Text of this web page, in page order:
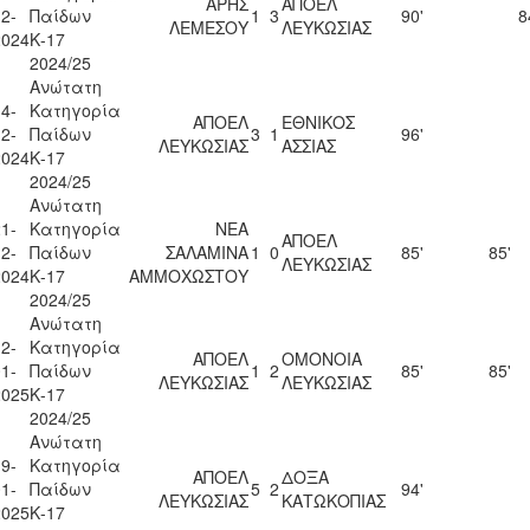
Παίδων
Κ-17
2024/25
ΛΕΜΕΣΟΥ1 3ΛΕΥΚΩΣΙΑΣ
90'
Ανώτατη
Κατηγορία
Παίδων
Κ-17
2024/25
ΑΠΟΕΛ
ΛΕΥΚΩΣΙΑΣ3 1 ΕΘΝΙΚΟΣ
ΑΣΣΙΑΣ
96'
Ανώτατη
Κατηγορία
Παίδων
Κ-17
2024/25
ΝΕΑ
ΣΑΛΑΜΙΝΑ
ΑΜΜΟΧΩΣΤΟΥ
1 0ΑΠΟΕΛ
ΛΕΥΚΩΣΙΑΣ
85' 85'
Ανώτατη
Κατηγορία
Παίδων
Κ-17
2024/25
ΑΠΟΕΛ
ΛΕΥΚΩΣΙΑΣ1 2ΟΜΟΝΟΙΑ
ΛΕΥΚΩΣΙΑΣ
85' 85'
Ανώτατη
Κατηγορία
Παίδων
Κ-17
ΑΠΟΕΛ
ΛΕΥΚΩΣΙΑΣ5 2ΔΟΞΑ
ΚΑΤΩΚΟΠΙΑΣ
94'